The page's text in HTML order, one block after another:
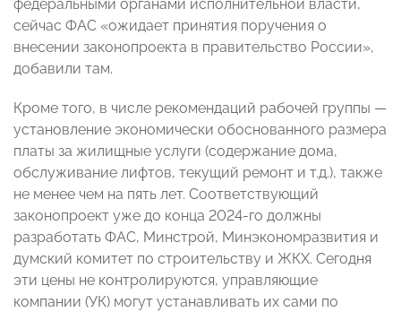
федеральными органами исполнительной власти,
сейчас ФАС «ожидает принятия поручения о
внесении законопроекта в правительство России»,
добавили там.
Кроме того, в числе рекомендаций рабочей группы —
установление экономически обоснованного размера
платы за жилищные услуги (содержание дома,
обслуживание лифтов, текущий ремонт и т.д.), также
не менее чем на пять лет. Соответствующий
законопроект уже до конца 2024-го должны
разработать ФАС, Минстрой, Минэкономразвития и
думский комитет по строительству и ЖКХ. Сегодня
эти цены не контролируются, управляющие
компании (УК) могут устанавливать их сами по